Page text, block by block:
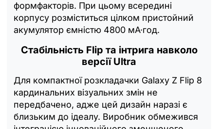
формфакторів. При цьому всередині
корпусу розміститься цілком пристойний
акумулятор ємністю 4800 мА·год.
Стабільність Flip та інтрига навколо
версії Ultra
Для компактної розкладачки Galaxy Z Flip 8
кардинальних візуальних змін не
передбачено, адже цей дизайн наразі є
близьким до ідеалу. Виробник обмежився